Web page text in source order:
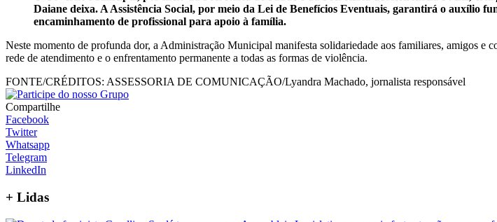
Daiane deixa. A Assistência Social, por meio da Lei de Benefícios Eventuais, garantirá o auxílio
encaminhamento de profissional para apoio à família.
Neste momento de profunda dor, a Administração Municipal manifesta solidariedade aos familiares, amigos e
rede de atendimento e o enfrentamento permanente a todas as formas de violência.
FONTE/CRÉDITOS: ASSESSORIA DE COMUNICAÇÃO/Lyandra Machado, jornalista responsável
Compartilhe
Facebook
Twitter
Whatsapp
Telegram
LinkedIn
+ Lidas